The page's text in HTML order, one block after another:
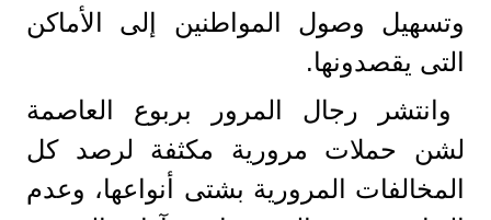
وتسهيل وصول المواطنين إلى الأماكن
التى يقصدونها.
وانتشر رجال المرور بربوع العاصمة
لشن حملات مرورية مكثفة لرصد كل
المخالفات المرورية بشتى أنواعها، وعدم